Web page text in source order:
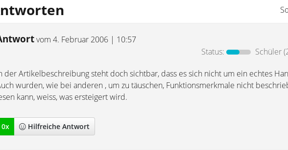
vom 4. Februar 2006 | 10:57
Status:
Schüler
der Artikelbeschreibung steht doch sichtbar, dass es sich nicht um ein echtes
wurden, wie bei anderen , um zu täuschen, Funktionsmerkmale nicht
kann, weiss, was ersteigert wird.
0x Hilfreiche Antwort